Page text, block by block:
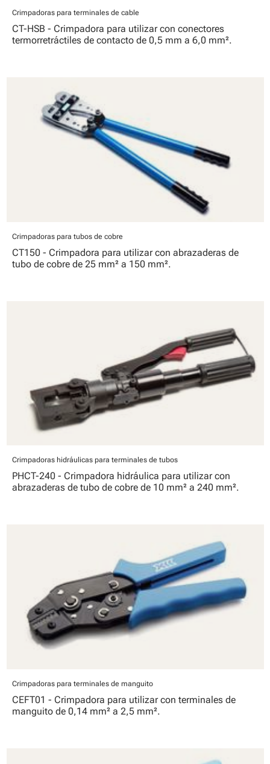
Crimpadoras para terminales de cable
CT-HSB - Crimpadora para utilizar con conectores
termorretráctiles de contacto de 0,5 mm a 6,0 mm².
Crimpadoras para tubos de cobre
CT150 - Crimpadora para utilizar con abrazaderas de
tubo de cobre de 25 mm² a 150 mm².
Crimpadoras hidráulicas para terminales de tubos
PHCT-240 - Crimpadora hidráulica para utilizar con
abrazaderas de tubo de cobre de 10 mm² a 240 mm².
Crimpadoras para terminales de manguito
CEFT01 - Crimpadora para utilizar con terminales de
manguito de 0,14 mm² a 2,5 mm².